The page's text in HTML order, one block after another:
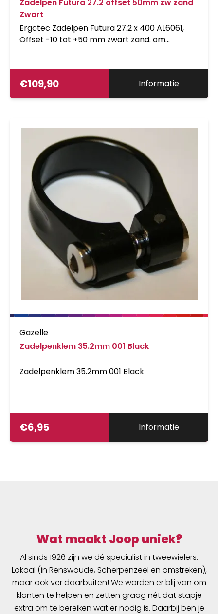
Zadelpen Futura 27.2 offset 50mm zw zand
Zwart
Ergotec Zadelpen Futura 27.2 x 400 AL6061,
Offset -10 tot +50 mm zwart zand. om
€109,90 Informatie
Gazelle
Zadelpenklem 35.2mm 001 Black
Zadelpenklem 35.2mm 001 Black
€6,95 Informatie
Wat maakt Joop uniek?
Al sinds 1926 zijn we dé specialist in tweewielers.
Lokaal (in Renswoude, Scherpenzeel en omstreken),
maar ook ver daarbuiten! We worden er blij van om
klanten te helpen en zetten graag nét dat stapje
extra om te bereiken wat er nodig is. Daarbij ben je